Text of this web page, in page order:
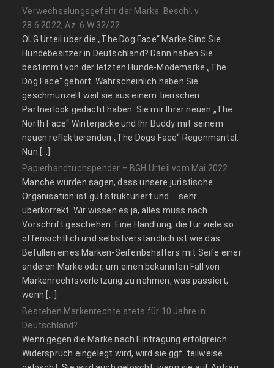
Verwechselungsgefahr der Marke: Beschl. v.
28.6.2022, Az. 6 W 32/22
OLG Urteil über die „The Dog Face“ Marke Sind Sie
Hundebesitzer in Deutschland? Dann haben Sie
bestimmt von der letzten Hunde-Modemarke „The
Dog Face“ gehört. Wahrscheinlich haben Sie
geschmunzelt weil sie aus einem tierischen
Partnerlook gedacht haben. Sie mir Ihrer neuen „The
North Face“ Winterjacke und Ihr Buddy mit seinem
neuen reflektierenden „The Dogs Face“ Regenmantel.
Nun […]
Papierhandtuchspender – BGH Urteil vom Mai 2022
Manche würden sagen, dass unsere juristische
Organisation ist gut strukturiert und … sehr
überkorrekt. Wir wissen es ja, alles muss nach
Vorschrift geschehen. Eine Handlung, die für viele so
offensichtlich und selbstverständlich ist wie das
Befüllen eines Marken-Seifenbehälters mit Seife einer
anderen Marke oder, um einen bekannten Fall von
Markenrechtsverletzung zu nehmen, was passiert,
wenn […]
Bestehen Markenrechte stets für 10 Jahre in
Deutschland?
Wenn gegen die Marke nach Eintragung erfolgreich
Widerspruch eingelegt wird, wird sie ggf. teilweise